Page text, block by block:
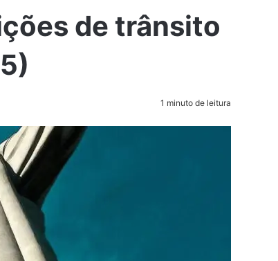
de trânsito
1 minuto de leitura